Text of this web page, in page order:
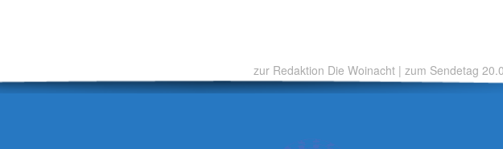
zur Redaktion Die Woinacht | zum Sendetag